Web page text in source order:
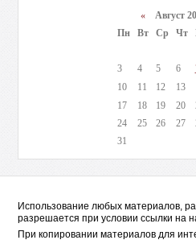
«Август
Пн
Вт Ср Чт
3
4 5 6
10
11 12 13
17
18 19 20
24
25 26 27
31
Использование любых материалов,
разрешается при условии ссылки на
При копировании материалов для